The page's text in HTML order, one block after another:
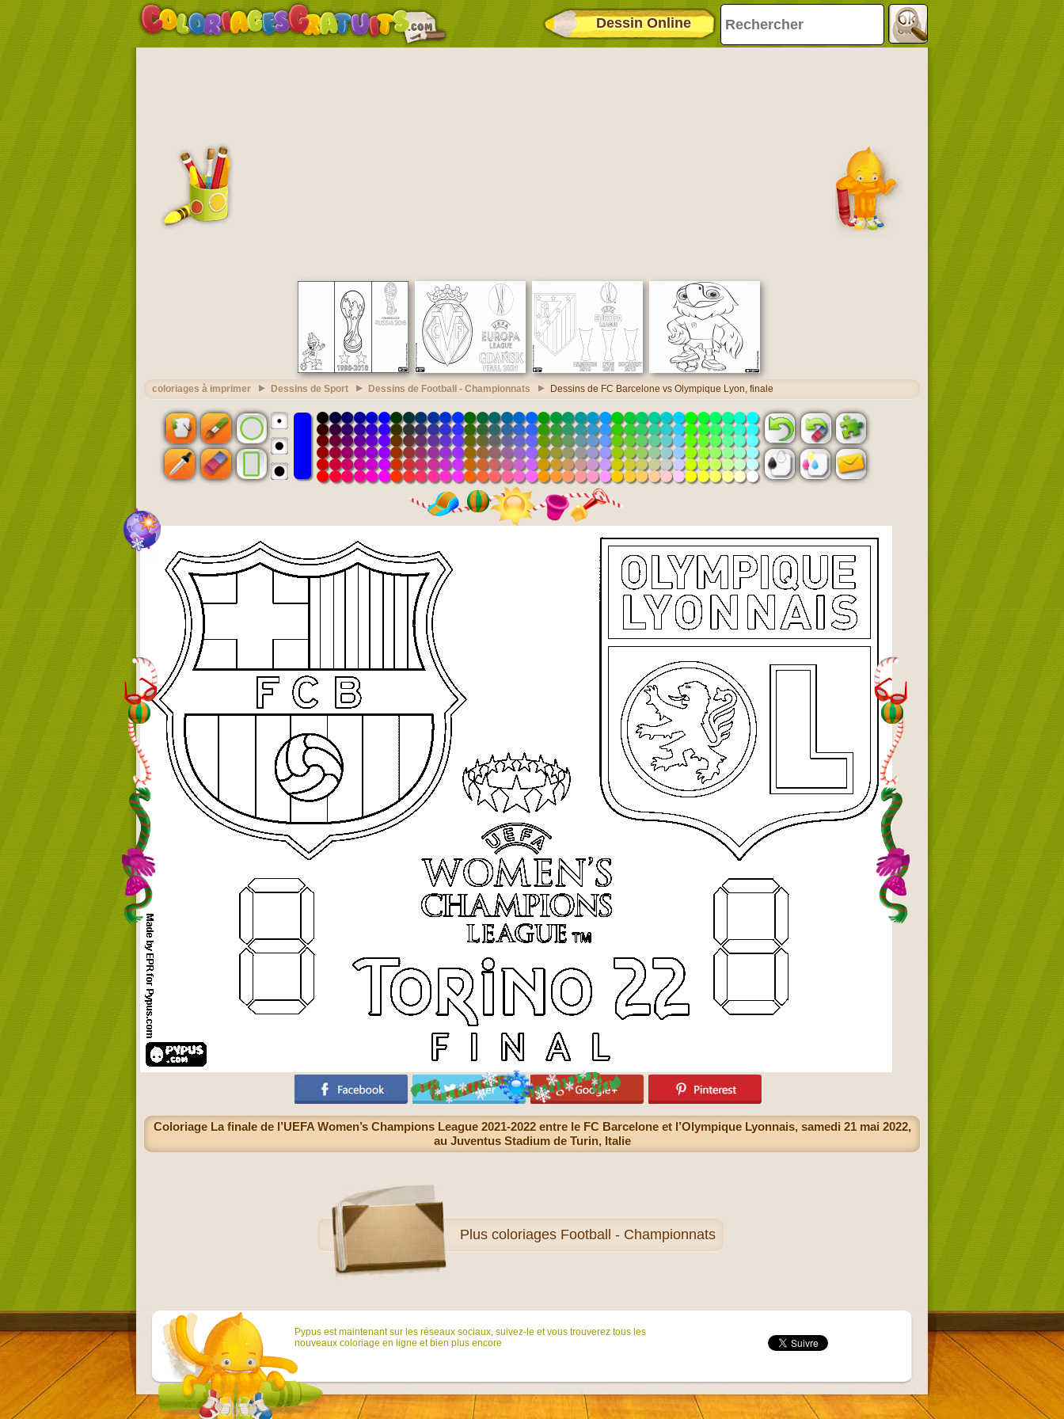
Dessin Online
coloriages à imprimer Dessins de Sport Dessins de Football - Championnats Dessins de FC Barcelone vs Olympique Lyon, finale
Coloriage La finale de l’UEFA Women’s Champions League 2021-2022 entre le FC Barcelone et l’Olympique Lyonnais, samedi 21 mai 2022,
au Juventus Stadium de Turin, Italie
Plus coloriages Football - Championnats
Pypus est maintenant sur ​​les réseaux sociaux, suivez-le et vous trouverez tous les
nouveaux coloriage en ligne et bien plus encore